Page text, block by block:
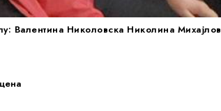
Валентина Николовска Николина